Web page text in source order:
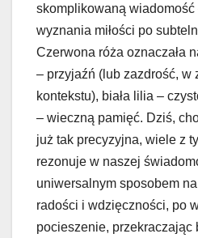
skomplikowaną wiadomość
wyznania miłości po
Czerwona róża oznaczała
– przyjaźń (lub zazdrość, w
kontekstu), biała lilia –
– wieczną pamięć. Dziś,
już tak precyzyjna, wiele z
rezonuje w naszej
uniwersalnym sposobem
radości i wdzięczności, po
pocieszenie, przekraczając